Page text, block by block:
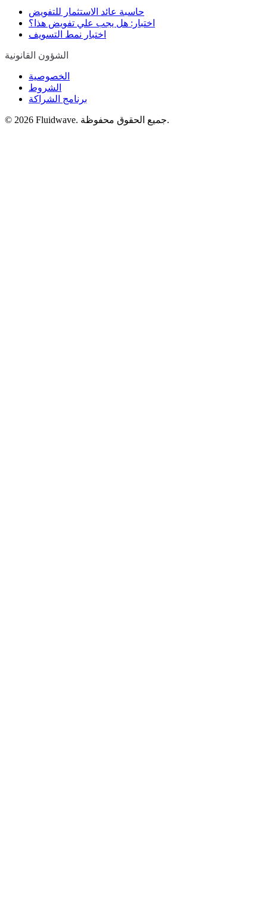
حاسبة عائد الاستثمار للتفويض
اختبار: هل يجب علي تفويض هذا؟
اختبار نمط التسويف
الشؤون القانونية
الخصوصية
الشروط
برنامج الشراكة
© 2026 Fluidwave. جميع الحقوق محفوظة.